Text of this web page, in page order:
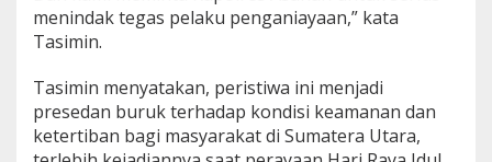
menindak tegas pelaku penganiayaan,” kata
Tasimin.
Tasimin menyatakan, peristiwa ini menjadi
presedan buruk terhadap kondisi keamanan dan
ketertiban bagi masyarakat di Sumatera Utara,